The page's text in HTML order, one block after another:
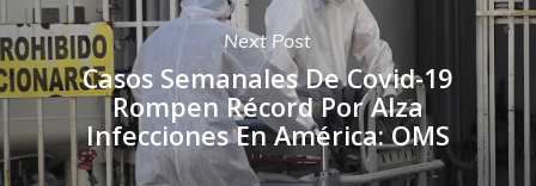
Next Post
Casos Semanales De Covid-19
Rompen Récord Por Alza
Infecciones En América: OMS